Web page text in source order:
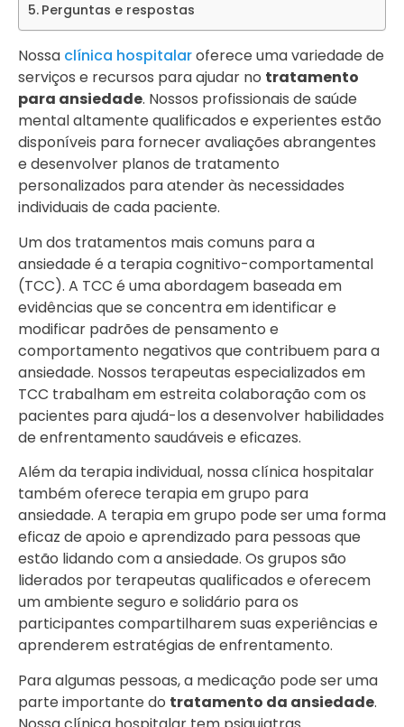
Perguntas e respostas
Nossa clínica hospitalaroferece uma variedade de
serviços e recursos para ajudar no tratamento
para ansiedade. Nossos profissionais de saúde
mental altamente qualificados e experientes estão
disponíveis para fornecer avaliações abrangentes
e desenvolver planos de tratamento
personalizados para atender às necessidades
individuais de cada paciente.
Um dos tratamentos mais comuns para a
ansiedade é a terapia cognitivo-comportamental
(TCC). A TCC é uma abordagem baseada em
evidências que se concentra em identificar e
modificar padrões de pensamento e
comportamento negativos que contribuem para a
ansiedade. Nossos terapeutas especializados em
TCC trabalham em estreita colaboração com os
pacientes para ajudá-los a desenvolver habilidades
de enfrentamento saudáveis e eficazes.
Além da terapia individual, nossa clínica hospitalar
também oferece terapia em grupo para
ansiedade. A terapia em grupo pode ser uma forma
eficaz de apoio e aprendizado para pessoas que
estão lidando com a ansiedade. Os grupos são
liderados por terapeutas qualificados e oferecem
um ambiente seguro e solidário para os
participantes compartilharem suas experiências e
aprenderem estratégias de enfrentamento.
Para algumas pessoas, a medicação pode ser uma
parte importante do tratamento da ansiedade.